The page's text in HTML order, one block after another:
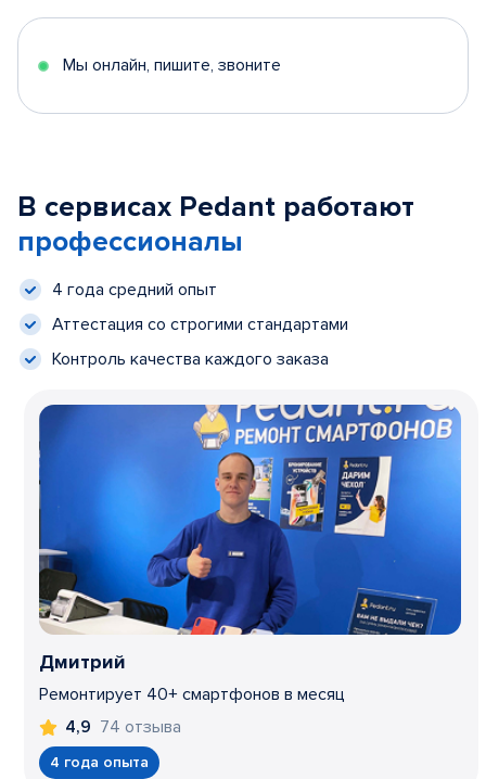
Мы онлайн, пишите, звоните
В сервисах Pedant работают
профессионалы
4 года средний опыт
Аттестация со строгими стандартами
Контроль качества каждого заказа
Дмитрий
Ремонтирует 40+ смартфонов в месяц
4,9 74 отзыва
4 года опыта